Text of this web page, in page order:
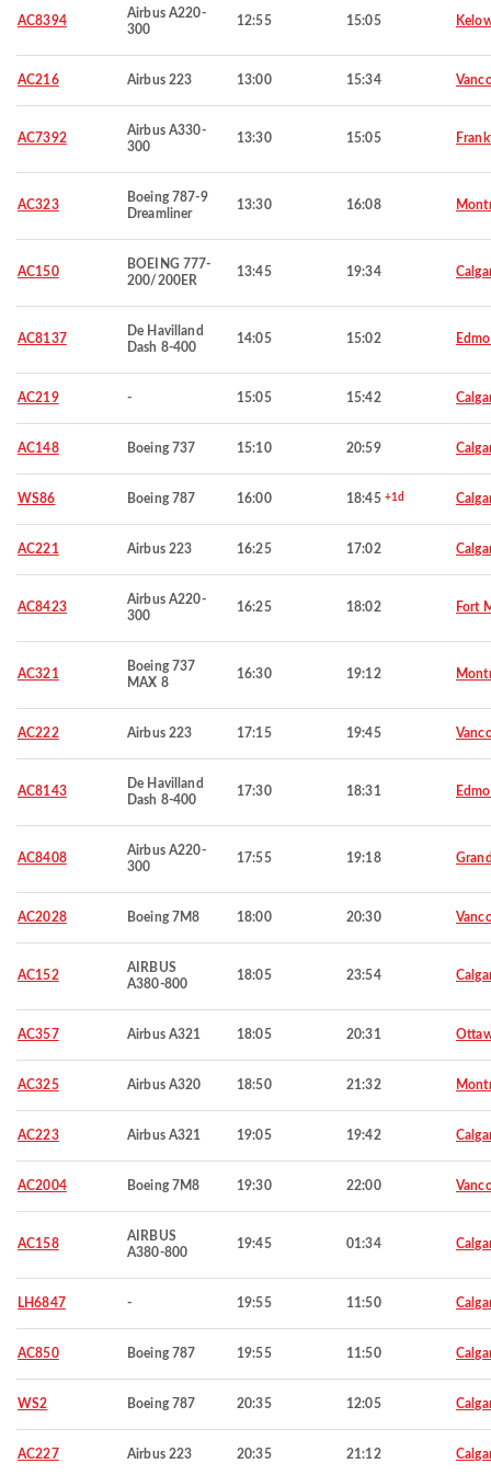
AC8394
Airbus A220-
300
12:55 15:05
AC216 Airbus 223 13:00 15:34
AC7392
Airbus A330-
300
13:30 15:05
AC323
Boeing 787-9
Dreamliner
13:30 16:08
AC150
BOEING 777-
200/200ER
13:45 19:34
AC8137
De Havilland
Dash 8-400
14:05 15:02
AC219 - 15:05 15:42
AC148 Boeing 737 15:10 20:59
WS86 Boeing 787 16:00 18:45 +1d
AC221 Airbus 223 16:25 17:02
AC8423
Airbus A220-
300
16:25 18:02 Fort
AC321
Boeing 737
MAX 8
16:30 19:12
AC222 Airbus 223 17:15 19:45
AC8143
De Havilland
Dash 8-400
17:30 18:31
AC8408
Airbus A220-
300
17:55 19:18
AC2028 Boeing 7M8 18:00 20:30
AC152
AIRBUS
A380-800
18:05 23:54
AC357 Airbus A321 18:05 20:31
AC325 Airbus A320 18:50 21:32
AC223 Airbus A321 19:05 19:42
AC2004 Boeing 7M8 19:30 22:00
AC158
AIRBUS
A380-800
19:45 01:34
LH6847 - 19:55 11:50
AC850 Boeing 787 19:55 11:50
WS2 Boeing 787 20:35 12:05
AC227 Airbus 223 20:35 21:12